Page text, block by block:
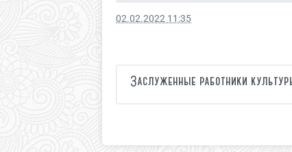
02.02.2022 11:35
Заслуженные работники